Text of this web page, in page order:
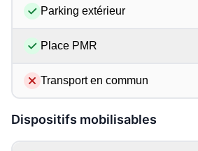
Parking extérieur
Place PMR
Transport en commun
Dispositifs mobilisables